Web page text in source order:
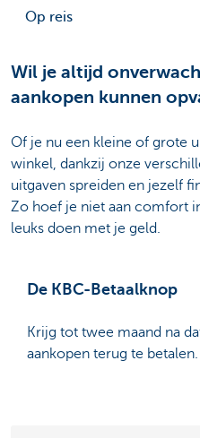
Op reis
Wil je altijd
aankopen kunnen
Of je nu een kleine of grote
winkel, dankzij onze
uitgaven spreiden en jezelf
Zo hoef je niet aan comfort
leuks doen met je geld.
De KBC-Betaalknop
Krijg tot twee maand na
aankopen terug te betalen.